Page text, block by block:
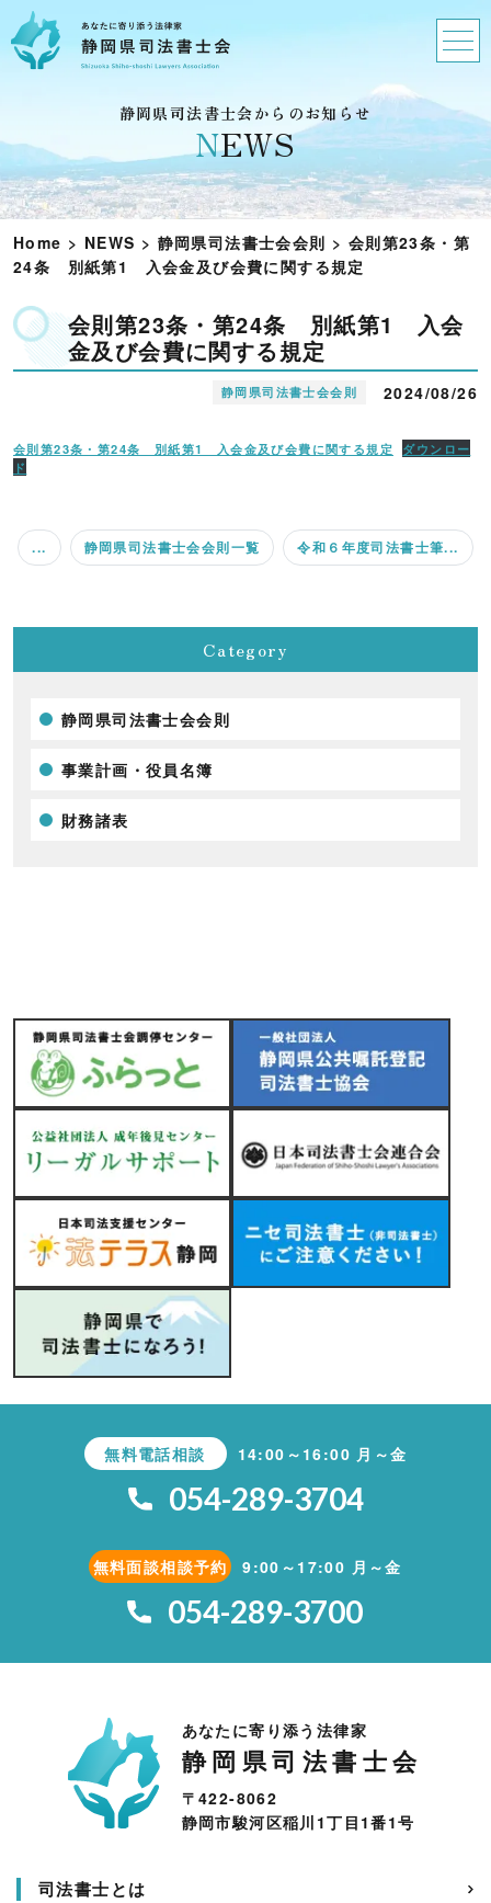
静岡県司法書士会からのお知らせ
NEWS
Home > NEWS > 静岡県司法書士会会則 > 会則第23条・第
24条 別紙第1 入会金及び会費に関する規定
会則第23条・第24条 別紙第1 入会
金及び会費に関する規定
静岡県司法書士会会則 2024/08/26
会則第23条・第24条 別紙第1 入会金及び会費に関する規定
ダウンロー
ド
... 静岡県司法書士会会則一覧 令和６年度司法書士筆...
Category
静岡県司法書士会会則
事業計画・役員名簿
財務諸表
無料電話相談 14:00～16:00 月～金
054-289-3704
無料面談相談予約 9:00～17:00 月～金
054-289-3700
あなたに寄り添う法律家
静岡県司法書士会
〒422-8062
静岡市駿河区稲川1丁目1番1号
司法書士とは